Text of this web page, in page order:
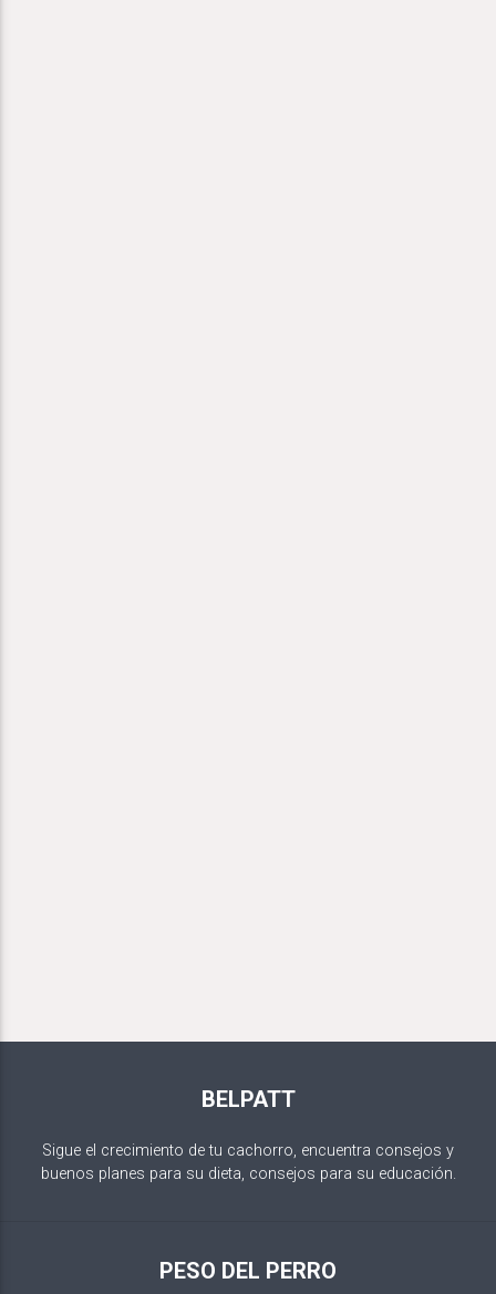
BELPATT
Sigue el crecimiento de tu cachorro, encuentra consejos y
buenos planes para su dieta, consejos para su educación.
PESO DEL PERRO